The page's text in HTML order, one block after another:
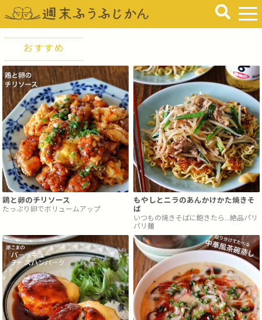
おすすめ
鶏と卵のチリソース
たっぷり卵でボリュームアップ
もやしとニラのあんかけかた焼きそ
ば
いつもの焼きそばに飽きたら…絶品パリ
パリ麺